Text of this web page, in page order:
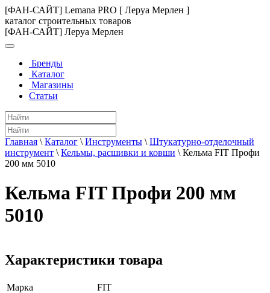
[ФАН-САЙТ] Lemana PRO [ Леруа Мерлен ]
каталог строительных товаров
[ФАН-САЙТ] Леруа Мерлен
Бренды
Каталог
Магазины
Статьи
Главная \ Каталог \ Инструменты \ Штукатурно-отделочный
инструмент \ Кельмы, расшивки и ковши \ Кельма FIT Профи
200 мм 5010
Кельма FIT Профи 200 мм
5010
Характеристики товара
Марка
FIT